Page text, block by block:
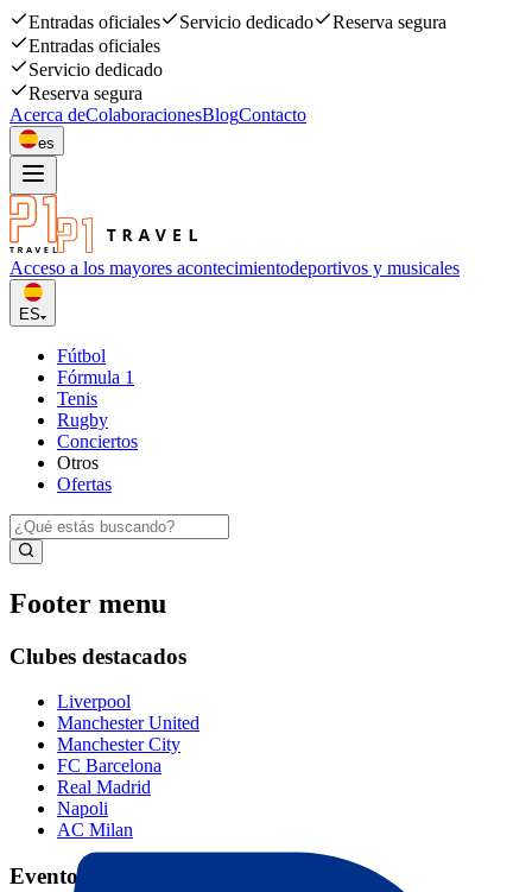
Entradas oficiales Servicio dedicado
Reserva segura
Entradas oficiales
Servicio dedicado
Reserva segura
Acerca deColaboracionesBlogContacto
es
Acceso a los mayores acontecimientodeportivos y musicales
ES
Fútbol
Fórmula 1
Tenis
Rugby
Conciertos
Otros
Ofertas
Footer menu
Clubes destacados
Liverpool
Manchester United
Manchester City
FC Barcelona
Real Madrid
Napoli
AC Milan
Eventos populares